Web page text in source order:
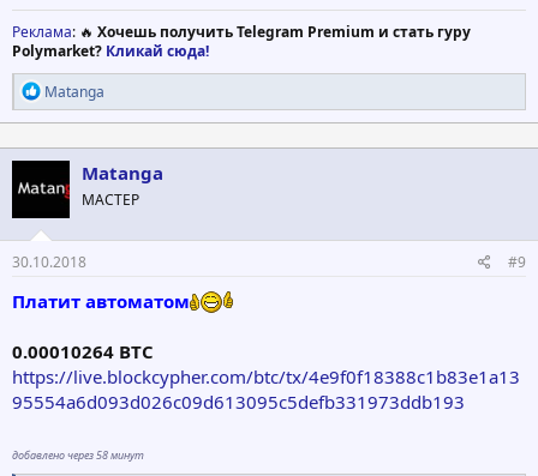
Реклама: 🔥 Хочешь получить Telegram Premium и стать гуру
Polymarket? Кликай сюда!
Р
е
а
к
ц
и
:
Matanga
Matanga
МАСТЕР
30.10.2018 #9
Платит автоматом
0.00010264 BTC
https://live.blockcypher.com/btc/tx/4e9f0f18388c1b83e1a13
95554a6d093d026c09d613095c5defb331973ddb193
добавлено через 58 минут